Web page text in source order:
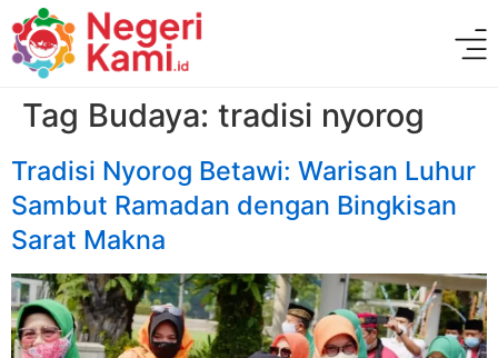
Tag Budaya: tradisi nyorog
Tradisi Nyorog Betawi: Warisan Luhur
Sambut Ramadan dengan Bingkisan
Sarat Makna